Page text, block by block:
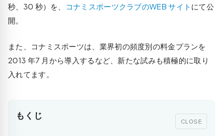
秒、30 秒）を、
コナミスポーツクラブのWEB サイト にて公
開。
また、コナミスポーツは、業界初の頻度別の料金プランを
2013 年7 月から導入するなど、新たな試みも積極的に取り
入れてます。
もくじ
CLOSE